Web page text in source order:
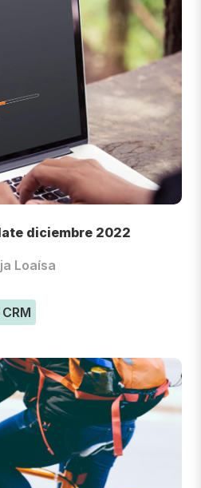
diciembre 2022
Loaísa